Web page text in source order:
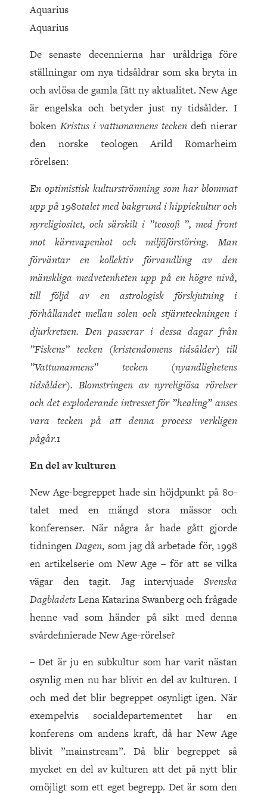
Aquarius
Aquarius
De senaste decennierna har uråldriga före
ställningar om nya tidsåldrar som ska bryta in
och avlösa de gamla fått ny aktualitet. New Age
är engelska och betyder just ny tidsålder. I
boken Kristus i vattumannens tecken defi nierar
den norske teologen Arild Romarheim
rörelsen:
En optimistisk kulturströmning som har blommat
upp på 1980talet med bakgrund i hippiekultur och
nyreligiositet, och särskilt i ”teosofi ”, med front
mot kärnvapenhot och miljöförstöring. Man
förväntar en kollektiv förvandling av den
mänskliga medvetenheten upp på en högre nivå,
till följd av en astrologisk förskjutning i
förhållandet mellan solen och stjärnteckningen i
djurkretsen. Den passerar i dessa dagar från
”Fiskens” tecken (kristendomens tidsålder) till
”Vattumannens” tecken (nyandlighetens
tidsålder). Blomstringen av nyreligiösa rörelser
och det exploderande intresset för ”healing” anses
vara tecken på att denna process verkligen
pågår.1
En del av kulturen
New Age-begreppet hade sin höjdpunkt på 80-
talet med en mängd stora mässor och
konferenser. När några år hade gått gjorde
tidningenDagen, som jag då arbetade för, 1998
en artikelserie om New Age – för att se vilka
vägar den tagit. Jag intervjuade Svenska
DagbladetsLena Katarina Swanberg och frågade
henne vad som händer på sikt med denna
svårdefinierade New Age-rörelse?
– Det är ju en subkultur som har varit nästan
osynlig men nu har blivit en del av kulturen. I
och med det blir begreppet osynligt igen. När
exempelvis socialdepartementet har en
konferens om andens kraft, då har New Age
blivit ”mainstream”. Då blir begreppet så
mycket en del av kulturen att det på nytt blir
omöjligt som ett eget begrepp. Det är som den